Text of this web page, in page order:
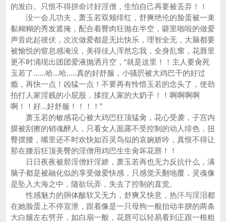
的发白。只恨不得拼命讨好淫僧，生怕自己再要被丢弃！！
没一会儿功夫，萧玉若双颊绯红，舒爽绝伦的脸蛋被一束
黏糊糊的秀发遮掩，配合着臀肉狂抛在半空，噼里啪啦的做爱
声音此起彼伏，次次做爱都是无比快乐，理智全无，大脑都要
被愉悦的窒息感淹没，美得佳人浑然忘我，全身乱窜，花唇里
更不时涌现出团团爱液抛洒月空，“就是这里！！主人要肏死
玉若了......哈...哈.....真的好舒服，小骚屄被大鸡巴干的好过
瘾，再快一点！凶猛一点！不要再有怜惜玉若的念头了，使劲
拍打人家淫贱的小屁股，揉捏人家的大奶子！！啊啊啊啊
啊！！好...好舒服！！！！”
萧玉若的敏感花心被大鸡巴狂顶猛肏，花心受袭，子宫内
膜被刮擦的销魂醉人，只看女人面露不受控制的动人绯色，扭
臀摆腰，嘴里还不时欢快如百灵鸟似的哀婉娇吟，真恨不得让
那在腰后狂顶美臀的淫僧用鸡巴生生肏坏花唇！！
日日夜夜被那淫僧奸淫娇，萧玉若再也无力反抗什么，满
脑子都是被融化似的享受做爱快感，只感觉天翻地覆，灵魂像
是坠入大海之中，随欲玩弄，失去了控制的直觉。
性感魅力的胴体酸软又无力，舒爽又快意，热汗与淫泪都
在她脸蛋上不停宣泄，跟着像是一只母狗一般抬动丰腴的两条
大白腿左右劈开，如白扇一般，花唇可以轻易看到正跟一根粗